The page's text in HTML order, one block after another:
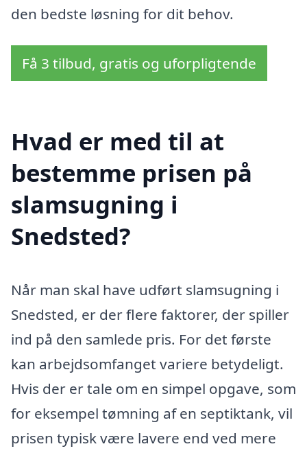
den bedste løsning for dit behov.
Få 3 tilbud, gratis og uforpligtende
Hvad er med til at
bestemme prisen på
slamsugning i
Snedsted?
Når man skal have udført slamsugning i
Snedsted, er der flere faktorer, der spiller
ind på den samlede pris. For det første
kan arbejdsomfanget variere betydeligt.
Hvis der er tale om en simpel opgave, som
for eksempel tømning af en septiktank, vil
prisen typisk være lavere end ved mere